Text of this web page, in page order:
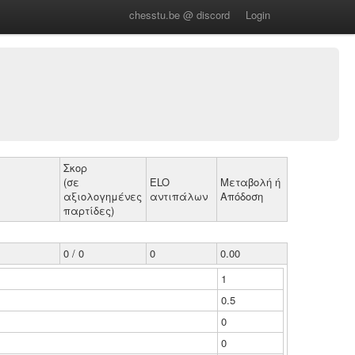
chesstu.be @ discord Login
Σκορ
(σε
αξιολογημένες
παρτίδες)
ELO
αντιπάλων
Μεταβολή ή
Απόδοση
0 / 0 0
0.00
1
0.5
0
0